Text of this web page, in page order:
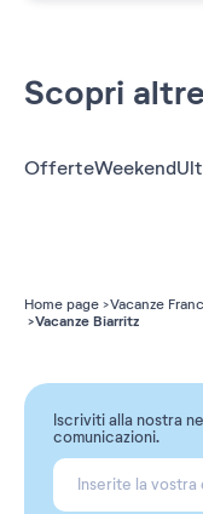
Scopri
OfferteWeekend
Home page Vacanze
Vacanze Biarritz
Iscriviti alla nostra
comunicazioni.